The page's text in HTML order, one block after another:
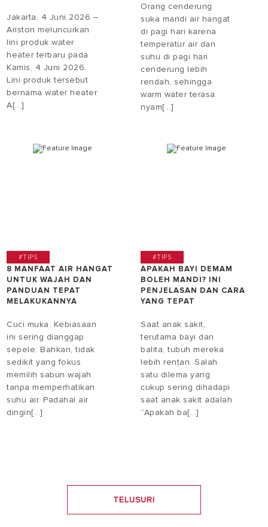
Jakarta, 4 Juni 2026 –
Ariston meluncurkan
lini produk water
heater terbaru pada
Kamis, 4 Juni 2026.
Lini produk tersebut
bernama water heater
A[...]
Orang cenderung
suka mandi air hangat
di pagi hari karena
temperatur air dan
suhu di pagi hari
cenderung lebih
rendah, sehingga
warm water terasa
nyam[...]
#TIPS
8 MANFAAT AIR HANGAT
UNTUK WAJAH DAN
PANDUAN TEPAT
MELAKUKANNYA
Cuci muka. Kebiasaan
ini sering dianggap
sepele. Bahkan, tidak
sedikit yang fokus
memilih sabun wajah
tanpa memperhatikan
suhu air. Padahal air
dingin[...]
#TIPS
APAKAH BAYI DEMAM
BOLEH MANDI? INI
PENJELASAN DAN CARA
YANG TEPAT
Saat anak sakit,
terutama bayi dan
balita, tubuh mereka
lebih rentan. Salah
satu dilema yang
cukup sering dihadapi
saat anak sakit adalah
“Apakah ba[...]
TELUSURI